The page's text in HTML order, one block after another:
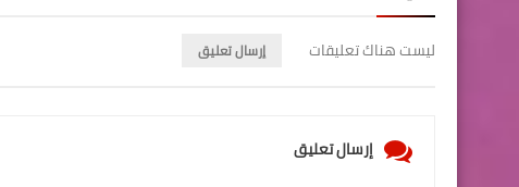
ليست هناك تعليقات إرسال تعليق
إرسال تعليق